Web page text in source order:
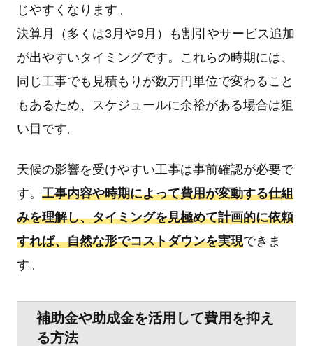
じやすくなります。
決算月（多くは3月や9月）も割引やサービス追加
が出やすいタイミングです。これらの時期には、
同じ工事でも見積もりが数万円単位で変わること
もあるため、スケジュールに余裕がある場合は狙
い目です。
天候の影響を受けやすい工事は事前確認が必要で
す。 工事内容や時期によって費用が変動する仕組
みを理解し、タイミングを見極めて計画的に依頼
すれば、自然な形でコストダウンを実現できま
す。
補助金や助成金を活用して費用を抑え
る方法